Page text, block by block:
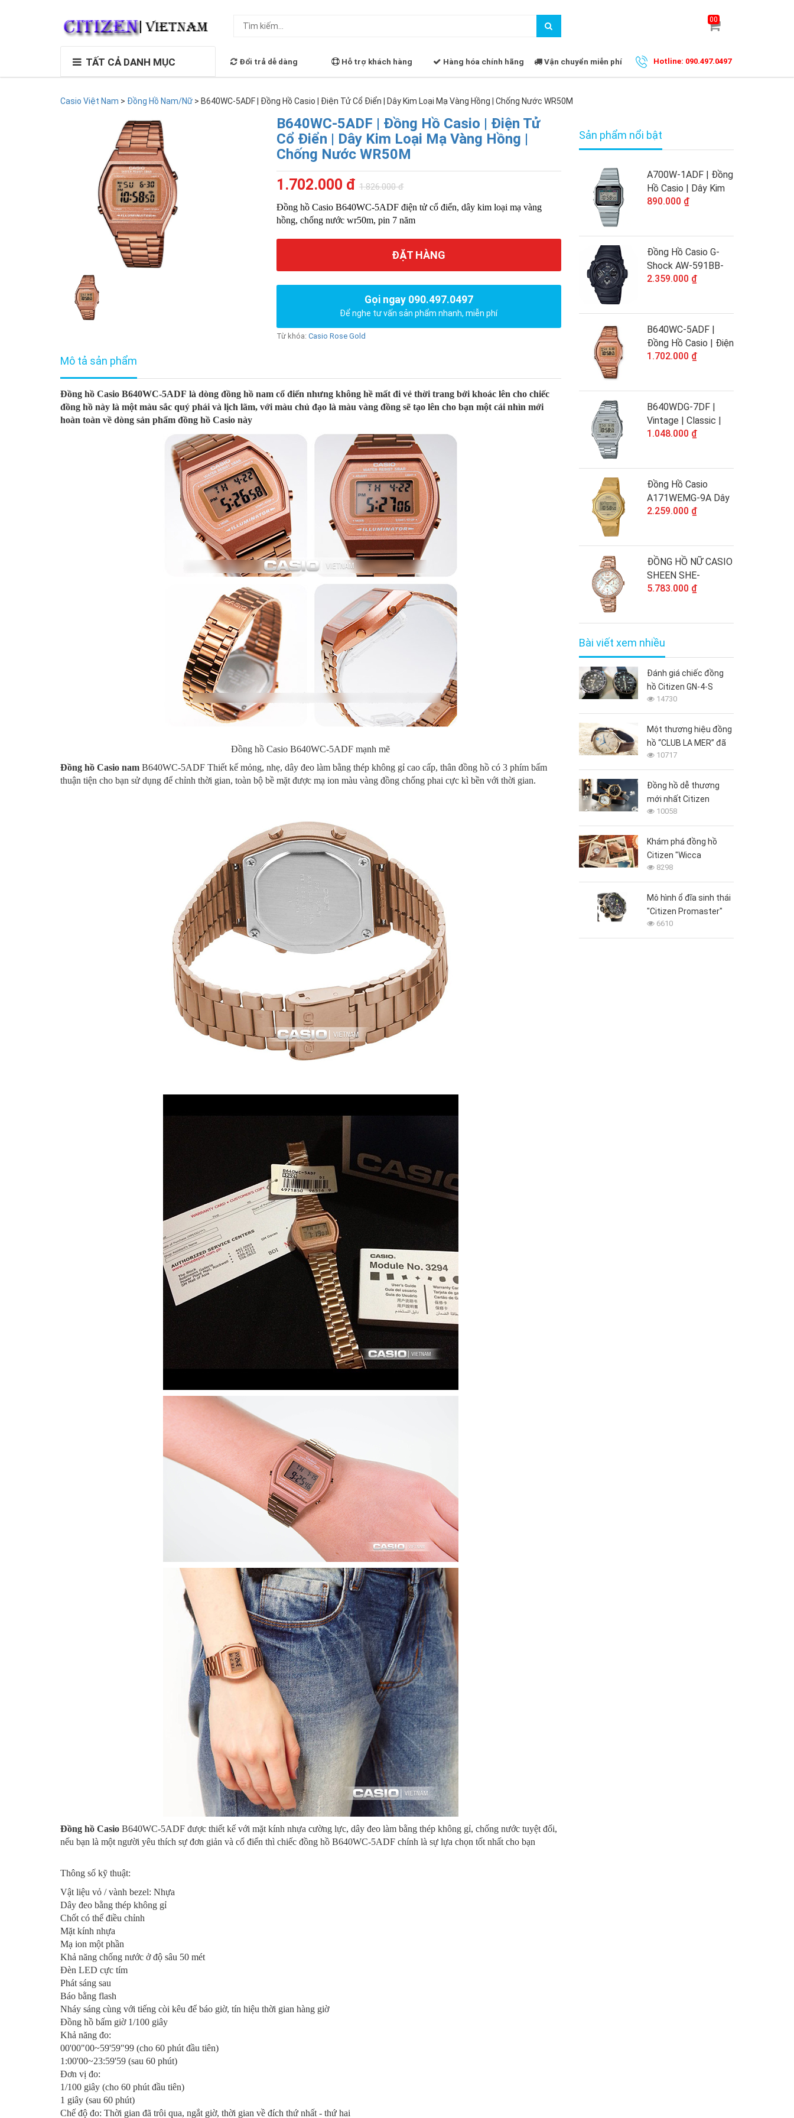
00
TẤT CẢ DANH MỤC Đổi trả dễ dàng Hỗ trợ khách hàng Hàng hóa chính hãng Vận chuyển miễn phí Hotline: 090.497.0497
Casio Việt Nam > Đồng Hồ Nam/Nữ > B640WC-5ADF | Đồng Hồ Casio | Điện Tử Cổ Điển | Dây Kim Loại Mạ Vàng Hồng | Chống Nước WR50M
B640WC-5ADF | Đồng Hồ Casio | Điện Tử
Cổ Điển | Dây Kim Loại Mạ Vàng Hồng |
Chống Nước WR50M
1.702.000 đ 1.826.000 đ
Đồng hồ Casio B640WC-5ADF điện tử cổ điển, dây kim loại mạ vàng
hồng, chống nước wr50m, pin 7 năm
ĐẶT HÀNG
Gọi ngay 090.497.0497
Để nghe tư vấn sản phẩm nhanh, miễn phí
Từ khóa: Casio Rose Gold
Mô tả sản phẩm
Đồng hồ Casio B640WC-5ADF là dòng đồng hồ nam cổ điển nhưng không hề mất đi vẻ thời trang bởi khoác lên cho chiếc
đồng hồ này là một màu sắc quý phái và lịch lãm, với màu chủ đạo là màu vàng đồng sẽ tạo lên cho bạn một cái nhìn mới
hoàn toàn về dòng sản phẩm đồng hồ Casio này
Đồng hồ Casio B640WC-5ADF mạnh mẽ
Đồng hồ Casio nam B640WC-5ADF Thiết kế mỏng, nhẹ, dây đeo làm bằng thép không gỉ cao cấp, thân đồng hồ có 3 phím bấm
thuận tiện cho bạn sử dụng để chỉnh thời gian, toàn bộ bề mặt được mạ ion màu vàng đồng chống phai cực kì bền với thời gian.
Đồng hồ Casio B640WC-5ADF được thiết kế với mặt kính nhựa cường lực, dây đeo làm bằng thép không gỉ, chống nước tuyệt đối,
nếu bạn là một người yêu thích sự đơn giản và cổ điển thì chiếc đồng hồ B640WC-5ADF chính là sự lựa chọn tốt nhất cho bạn
Thông số kỹ thuật:
Vật liệu vỏ / vành bezel: Nhựa
Dây đeo bằng thép không gỉ
Chốt có thể điều chỉnh
Mặt kính nhựa
Mạ ion một phần
Khả năng chống nước ở độ sâu 50 mét
Đèn LED cực tím
Phát sáng sau
Báo bằng flash
Nháy sáng cùng với tiếng còi kêu để báo giờ, tín hiệu thời gian hàng giờ
Đồng hồ bấm giờ 1/100 giây
Khả năng đo:
00'00"00~59'59"99 (cho 60 phút đầu tiên)
1:00'00~23:59'59 (sau 60 phút)
Đơn vị đo:
1/100 giây (cho 60 phút đầu tiên)
1 giây (sau 60 phút)
Chế độ đo: Thời gian đã trôi qua, ngắt giờ, thời gian về đích thứ nhất - thứ hai
Sản phẩm nổi bật
A700W-1ADF | Đồng
Hồ Casio | Dây Kim
Loại | Mặt Vuông
890.000 ₫
Đồng Hồ Casio G-
Shock AW-591BB-
1ADR Dây Nhựa -
2.359.000 ₫
B640WC-5ADF |
Đồng Hồ Casio | Điện
Tử Cổ Điển | Dây
1.702.000 ₫
B640WDG-7DF |
Vintage | Classic |
Đồng hồ | CASIO
1.048.000 ₫
Đồng Hồ Casio
A171WEMG-9A Dây
Kim Loại - Mặt Điện
2.259.000 ₫
ĐỒNG HỒ NỮ CASIO
SHEEN SHE-
3043PG-7A Rose
5.783.000 ₫
Bài viết xem nhiều
Đánh giá chiếc đồng
hồ Citizen GN-4-S
đang hót hiện nay
14730
Một thương hiệu đồng
hồ “CLUB LA MER” đã
hồi sinh sau 20 năm
10717
Đồng hồ dễ thương
mới nhất Citizen
“wicca (Wicca)” được
phát hành trên toàn
thế giới
10058
Khám phá đồng hồ
Citizen "Wicca
(Wicca)" quyến rũ dành
cho phái đẹp
8298
Mô hình ổ đĩa sinh thái
"Citizen Promaster"
Eco-Drive Aqualand với
đồng hồ đo độ sâu 70
6610